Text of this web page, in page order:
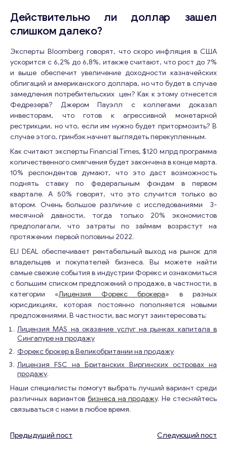
Отправьте нам запрос, и мы свяжемся с вами в
ближайшее время.
*
к
о
м
м
е
т
а
р
и
и
E
m
a
i
l
Email*
Ваши комментарии*
Свяжитесь со мной
Действительно ли доллар зашел
слишком далеко?
Эксперты Bloomberg говорят, что скоро инфляция в США
ускорится с 6,2% до 6,8%, итакже считают, что рост до 7%
и выше обеспечит увеличение доходности казначейских
облигаций и американского доллара, но что будет в случае
замедления потребительских цен? Как к этому отнесется
Федрезерв? Джером Пауэлл с коллегами доказал
инвесторам, что готов к агрессивной монетарной
рестрикции, но что, если им нужно будет притормозить? В
случае этого, гринбэк начнет выглядеть перекупленным.
Как считают эксперты Financial Times, $120 млрд программа
количественного смягчения будет закончена в конце марта.
10% респондентов думают, что это даст возможность
поднять ставку по федеральным фондам в первом
квартале. А 50% говорят, что это случится только во
втором. Очень большое различие с исследованиями 3-
месячной давности, тогда только 20% экономистов
предполагали, что затраты по займам возрастут на
протяжении первой половины 2022.
ELI DEAL обеспечивает рентабельный выход на рынок для
владельцев и покупателей бизнеса. Вы можете найти
самые свежие события в индустрии Форекс и ознакомиться
с большим списком предложений о продаже, в частности, в
категории «Лицензия Форекс брокера» в разных
юрисдикциях, которая постоянно пополняется новыми
предложениями. В частности, вас могут заинтересовать:
Лицензия MAS на оказание услуг на рынках капитала в
Сингапуре на продажу
Форекс брокер в Великобритании на продажу
Лицензия FSC на Британских Виргинских островах на
продажу.
Наши специалисты помогут выбрать лучший вариант среди
различных вариантов бизнеса на продажу. Не стесняйтесь
связываться с нами в любое время.
Предыдущий пост Следующий пост